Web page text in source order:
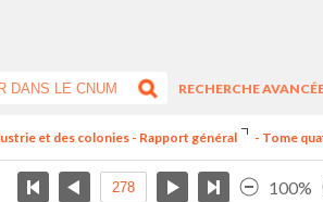
RECHERCHE
et des colonies - Rapport général - Tome
100%